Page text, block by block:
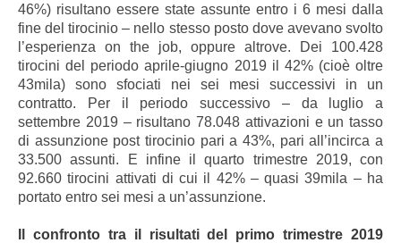
46%) risultano essere state assunte entro i 6 mesi dalla
fine del tirocinio – nello stesso posto dove avevano svolto
l’esperienza on the job, oppure altrove. Dei 100.428
tirocini del periodo aprile-giugno 2019 il 42% (cioè oltre
43mila) sono sfociati nei sei mesi successivi in un
contratto. Per il periodo successivo – da luglio a
settembre 2019 – risultano 78.048 attivazioni e un tasso
di assunzione post tirocinio pari a 43%, pari all’incirca a
33.500 assunti. E infine il quarto trimestre 2019, con
92.660 tirocini attivati di cui il 42% – quasi 39mila – ha
portato entro sei mesi a un’assunzione.
Il confronto tra il risultati del primo trimestre 2019